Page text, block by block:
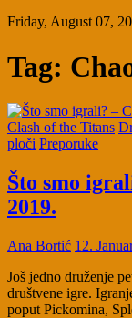
Friday, August 07,
Tag:
Clash of the Titans
ploči Preporuke
Što smo
2019.
Ana Bortić 12.
Još jedno druženje
društvene igre.
poput Pickomina,